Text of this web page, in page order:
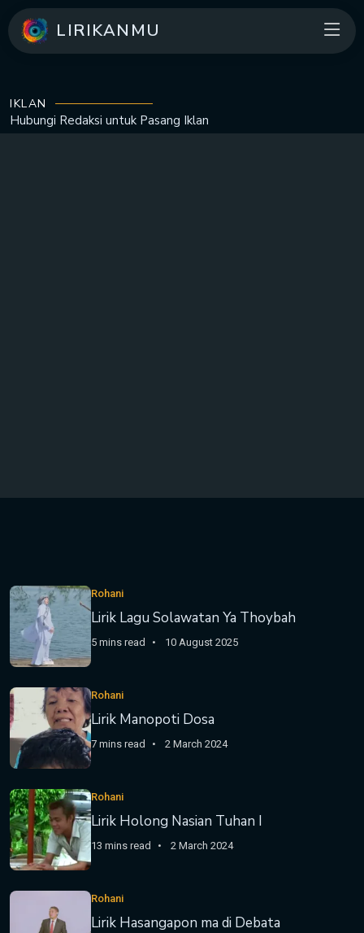
LIRIKANMU
IKLAN
Hubungi Redaksi untuk Pasang Iklan
Rohani
Lirik Lagu Solawatan Ya Thoybah
5 mins read 10 August 2025
Rohani
Lirik Manopoti Dosa
7 mins read 2 March 2024
Rohani
Lirik Holong Nasian Tuhan I
13 mins read 2 March 2024
Rohani
Lirik Hasangapon ma di Debata